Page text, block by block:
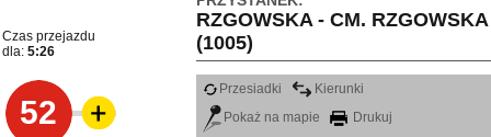
RZGOWSKA - CM. RZGOWSKA
(1005)
Czas przejazdu
dla: 5:26
52
Przesiadki
Kierunki
Pokaż na mapie
Drukuj